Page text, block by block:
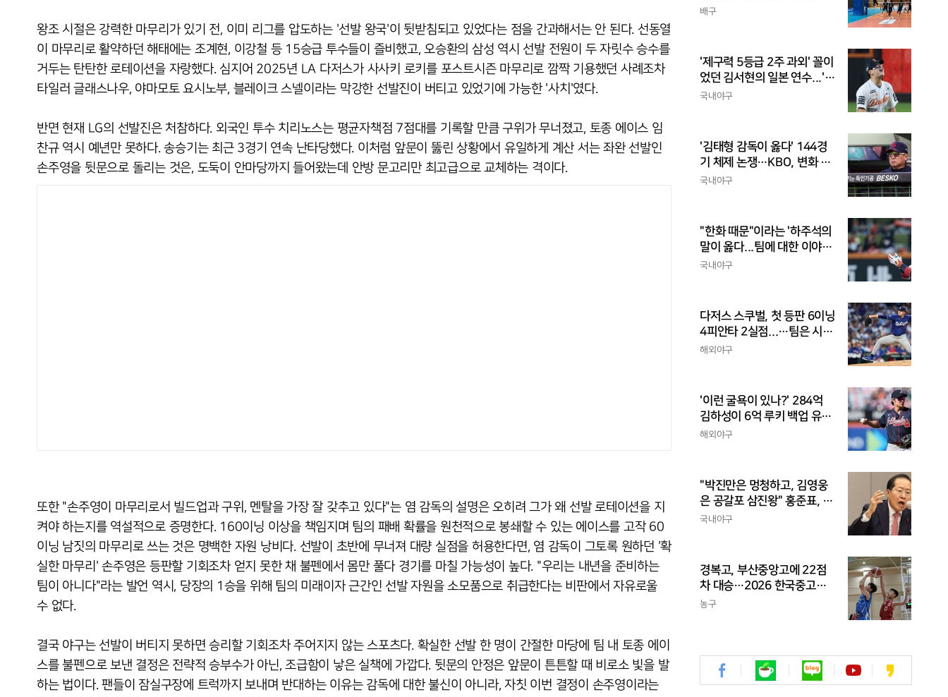
왕조 시절은 강력한 마무리가 있기 전, 이미 리그를 압도하는 '선발 왕국'이 뒷받침되고 있었다는 점을 간과해서는 안 된다. 선동열
이 마무리로 활약하던 해태에는 조계현, 이강철 등 15승급 투수들이 즐비했고, 오승환의 삼성 역시 선발 전원이 두 자릿수 승수를
거두는 탄탄한 로테이션을 자랑했다. 심지어 2025년 LA 다저스가 사사키 로키를 포스트시즌 마무리로 깜짝 기용했던 사례조차
타일러 글래스나우, 야마모토 요시노부, 블레이크 스넬이라는 막강한 선발진이 버티고 있었기에 가능한 '사치'였다.
반면 현재 LG의 선발진은 처참하다. 외국인 투수 치리노스는 평균자책점 7점대를 기록할 만큼 구위가 무너졌고, 토종 에이스 임
찬규 역시 예년만 못하다. 송승기는 최근 3경기 연속 난타당했다. 이처럼 앞문이 뚫린 상황에서 유일하게 계산 서는 좌완 선발인
손주영을 뒷문으로 돌리는 것은, 도둑이 안마당까지 들어왔는데 안방 문고리만 최고급으로 교체하는 격이다.
또한 "손주영이 마무리로서 빌드업과 구위, 멘탈을 가장 잘 갖추고 있다"는 염 감독의 설명은 오히려 그가 왜 선발 로테이션을 지
켜야 하는지를 역설적으로 증명한다. 160이닝 이상을 책임지며 팀의 패배 확률을 원천적으로 봉쇄할 수 있는 에이스를 고작 60
이닝 남짓의 마무리로 쓰는 것은 명백한 자원 낭비다. 선발이 초반에 무너져 대량 실점을 허용한다면, 염 감독이 그토록 원하던 '확
실한 마무리' 손주영은 등판할 기회조차 얻지 못한 채 불펜에서 몸만 풀다 경기를 마칠 가능성이 높다. "우리는 내년을 준비하는
팀이 아니다"라는 발언 역시, 당장의 1승을 위해 팀의 미래이자 근간인 선발 자원을 소모품으로 취급한다는 비판에서 자유로울
수 없다.
결국 야구는 선발이 버티지 못하면 승리할 기회조차 주어지지 않는 스포츠다. 확실한 선발 한 명이 간절한 마당에 팀 내 토종 에이
스를 불펜으로 보낸 결정은 전략적 승부수가 아닌, 조급함이 낳은 실책에 가깝다. 뒷문의 안정은 앞문이 튼튼할 때 비로소 빛을 발
하는 법이다. 팬들이 잠실구장에 트럭까지 보내며 반대하는 이유는 감독에 대한 불신이 아니라, 자칫 이번 결정이 손주영이라는
부 결승 격돌
배구
'제구력 5등급 2주 과외' 꼴이
었던 김서현의 일본 연수...'종
합검진표'에 불과
국내야구
'김태형 감독이 옳다' 144경
기 체제 논쟁…KBO, 변화 고
민해야, 환경에 맞는 경기 수
국내야구
"한화 때문"이라는 '하주석의
말이 옳다...팀에 대한 이야
기, 끝까지 안 하는 게 도리
국내야구
다저스 스쿠벌, 첫 등판 6이닝
4피안타 2실점...…팀은 시즌
최다 5연패
해외야구
'이런 굴욕이 있나?' 284억
김하성이 6억 루키 백업 유격
수라니...자비스, 수비도 김하
해외야구
"박진만은 멍청하고, 김영웅
은 공갈포 삼진왕" 홍준표, 또
삼성 저격..."무사 만루에 플
국내야구
경복고, 부산중앙고에 22점
차 대승…2026 한국중고농
구 주말리그 왕중왕전 첫 승
농구